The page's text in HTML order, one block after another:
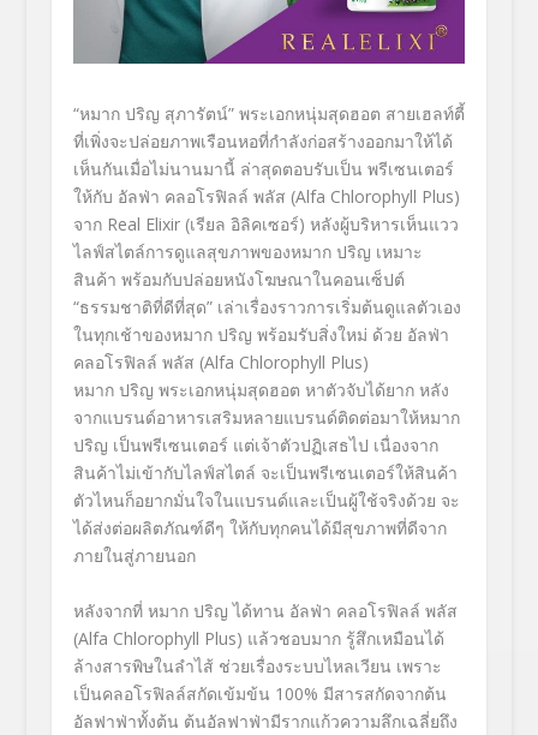
“หมาก ปริญ สุภารัตน์” พระเอกหนุ่มสุดฮอต สายเฮลท์ตี้
ที่เพิ่งจะปล่อยภาพเรือนหอที่กำลังก่อสร้างออกมาให้ได้
เห็นกันเมื่อไม่นานมานี้ ล่าสุดตอบรับเป็น พรีเซนเตอร์
ให้กับ อัลฟ่า คลอโรฟิลล์ พลัส (Alfa Chlorophyll Plus)
จาก Real Elixir (เรียล อิลิคเซอร์) หลังผู้บริหารเห็นแวว
ไลฟ์สไตล์การดูแลสุขภาพของหมาก ปริญ เหมาะ
สินค้า พร้อมกับปล่อยหนังโฆษณาในคอนเซ็ปต์
“ธรรมชาติที่ดีที่สุด” เล่าเรื่องราวการเริ่มต้นดูแลตัวเอง
ในทุกเช้าของหมาก ปริญ พร้อมรับสิ่งใหม่ ด้วย อัลฟ่า
คลอโรฟิลล์ พลัส (Alfa Chlorophyll Plus)
หมาก ปริญ พระเอกหนุ่มสุดฮอต หาตัวจับได้ยาก หลัง
จากแบรนด์อาหารเสริมหลายแบรนด์ติดต่อมาให้หมาก
ปริญ เป็นพรีเซนเตอร์ แต่เจ้าตัวปฏิเสธไป เนื่องจาก
สินค้าไม่เข้ากับไลฟ์สไตล์ จะเป็นพรีเซนเตอร์ให้สินค้า
ตัวไหนก็อยากมั่นใจในแบรนด์และเป็นผู้ใช้จริงด้วย จะ
ได้ส่งต่อผลิตภัณฑ์ดีๆ ให้กับทุกคนได้มีสุขภาพที่ดีจาก
ภายในสู่ภายนอก
หลังจากที่ หมาก ปริญ ได้ทาน อัลฟ่า คลอโรฟิลล์ พลัส
(Alfa Chlorophyll Plus) แล้วชอบมาก รู้สึกเหมือนได้
ล้างสารพิษในลำไส้ ช่วยเรื่องระบบไหลเวียน เพราะ
เป็นคลอโรฟิลล์สกัดเข้มข้น 100% มีสารสกัดจากต้น
อัลฟาฟ่าทั้งต้น ต้นอัลฟาฟ่ามีรากแก้วความลึกเฉลี่ยถึง